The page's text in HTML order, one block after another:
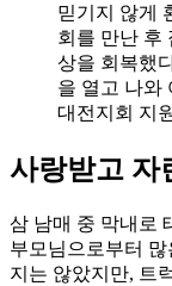
믿기지 않게
회를 만난 후
상을 회복했
을 열고 나와
대전지회 지
사랑받고 자
삼 남매 중 막내로
부모님으로부터
지는 않았지만, 트